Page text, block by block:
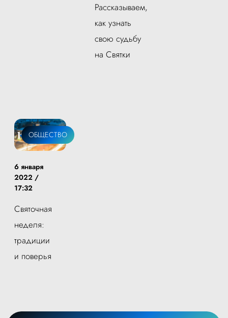
Рассказываем,
как узнать
свою судьбу
на Святки
ОБЩЕСТВО
6 января
2022 /
17:32
Святочная
неделя:
традиции
и поверья